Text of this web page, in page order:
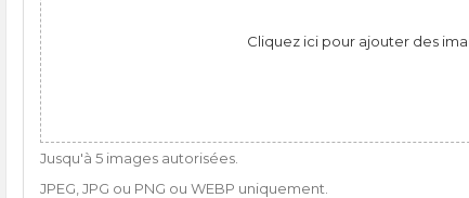
Cliquez ici pour ajouter des
Jusqu'à 5 images autorisées.
JPEG, JPG ou PNG ou WEBP uniquement.